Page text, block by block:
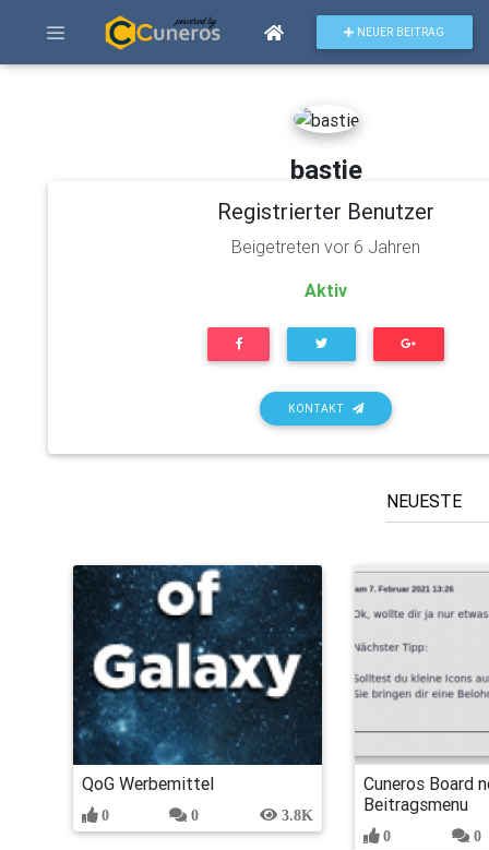
NEUER BEITRAG
bastie
Registrierter Benutzer
Beigetreten vor 6 Jahren
Aktiv
KONTAKT
QoG Werbemittel
0 0 3.8K
Cuneros Board
Beitragsmenu
0 0